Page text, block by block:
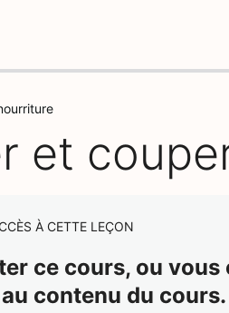
et
À CETTE LEÇON
ce cours, ou
contenu du cours.